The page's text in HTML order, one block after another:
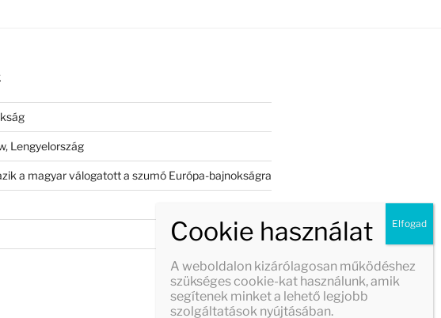
Lengyelország
a magyar válogatott a szumó Európa-bajnokságra
A weboldalon kizárólagosan működéshez
szükséges cookie-kat használunk, amik
segítenek minket a lehető legjobb
szolgáltatások nyújtásában.